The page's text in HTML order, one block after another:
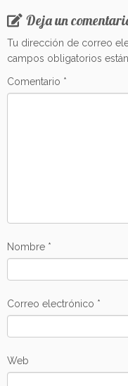
Deja un
Tu dirección de correo
campos obligatorios
Comentario *
Nombre *
Correo electrónico *
Web